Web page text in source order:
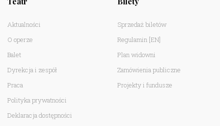
Aktualności
O operze
Balet
Dyrekcja i zespół
Praca
Polityka prywatności
Deklaracja dostępności
Sprzedaż biletów
Regulamin [EN]
Plan widowni
Zamówienia publiczne
Projekty i fundusze